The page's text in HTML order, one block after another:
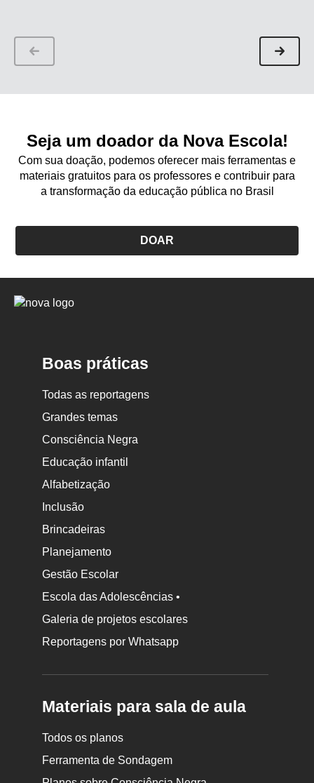
Seja um doador da Nova Escola!
Com sua doação, podemos oferecer mais ferramentas e
materiais gratuitos para os professores e contribuir para
a transformação da educação pública no Brasil
DOAR
Logo
Boas práticas
Todas as reportagens
Grandes temas
Consciência Negra
Educação infantil
Alfabetização
Inclusão
Brincadeiras
Planejamento
Gestão Escolar
Escola das Adolescências •
Galeria de projetos escolares
Reportagens por Whatsapp
Materiais para sala de aula
Todos os planos
Ferramenta de Sondagem